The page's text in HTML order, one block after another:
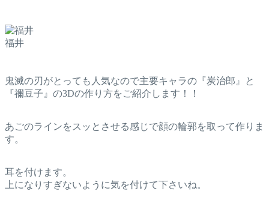
福井
鬼滅の刃がとっても人気なので主要キャラの『炭治郎』と
『禰豆子』の3Dの作り方をご紹介します！！
あごのラインをスッとさせる感じで顔の輪郭を取って作りま
す。
耳を付けます。
上になりすぎないように気を付けて下さいね。